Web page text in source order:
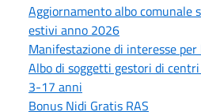
Aggiornamento albo comunale
estivi anno 2026
Manifestazione di interesse
Albo di soggetti gestori di
3-17 anni
Bonus Nidi Gratis RAS